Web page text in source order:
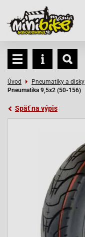
Úvod Pneumatiky a disky
Pneumatika 9,5x2 (50-156)
Späť na výpis